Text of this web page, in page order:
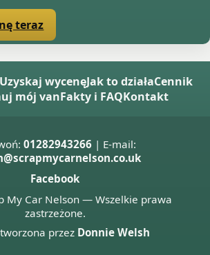
teraz
Uzyskaj wycenęJak to działaCennik
mój vanFakty i FAQKontakt
01282943266 | E-mail:
Facebook
My Car Nelson — Wszelkie prawa
zastrzeżone.
przez Donnie Welsh